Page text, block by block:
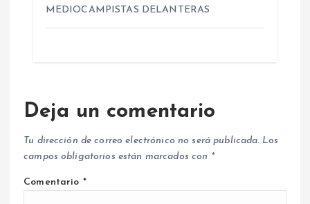
MEDIOCAMPISTAS DELANTERAS
Deja un comentario
Tu dirección de correo electrónico no será publicada. Los
campos obligatorios están marcados con *
Comentario *